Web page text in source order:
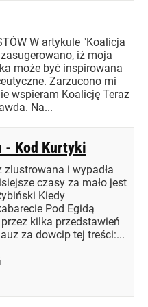
W artykule "Koalicja
iż moja
może być inspirowana
Zarzucono mi
wspieram Koalicję Teraz
Na...
- Kod Kurtyki
zlustrowana i wypadła
czasy za mało jest
Kiedy
Pod Egidą
kilka przedstawień
za dowcip tej treści:...